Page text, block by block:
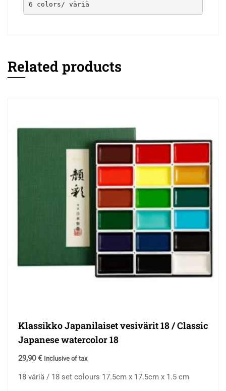
6 colors/ väriä
Related products
Klassikko Japanilaiset vesivärit 18 / Classic
Japanese watercolor 18
29,90€ Inclusive of tax
18 väriä / 18 set colours 17.5cm x 17.5cm x 1.5 cm